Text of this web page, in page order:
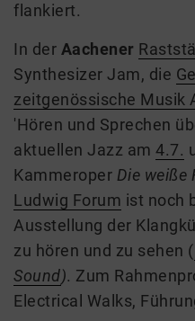
flankiert.
In der Aachener
Synthesizer Jam, die
zeitgenössische Musik
'Hören und Sprechen
aktuellen Jazz am 4.7.
Kammeroper Die weiße
Ludwig Forum ist noch
Ausstellung der
zu hören und zu sehen (
Sound). Zum
Electrical Walks,